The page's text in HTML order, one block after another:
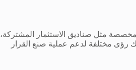
مثل صناديق الاستثمار المشتركة،
رؤى مختلفة لدعم عملية صنع القرار